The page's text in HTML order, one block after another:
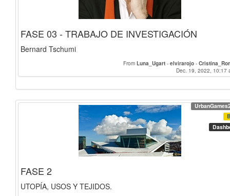
FASE 03 - TRABAJO DE INVESTIGACIÓN
Bernard Tschumi
From Luna_Ugart - elvirarojo -
Dec. 19, 2022, 10:17
FASE 2
UTOPÍA, USOS Y TEJIDOS.